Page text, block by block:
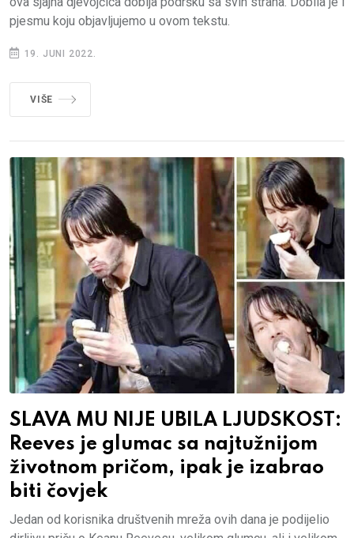
pjesmu koju objavljujemo u ovom tekstu.
19. JUNI 2022.
VIŠE
SLAVA MU NIJE UBILA LJUDSKOST:
Reeves je glumac sa najtužnijom
životnom pričom, ipak je izabrao
biti čovjek
Jedan od korisnika društvenih mreža ovih dana je podijelio